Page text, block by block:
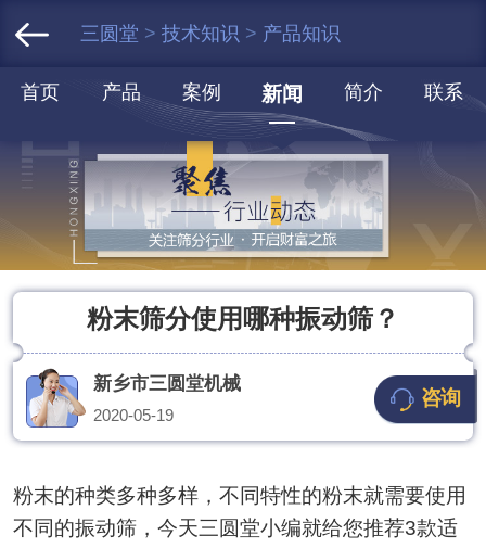
三圆堂 > 技术知识 > 产品知识
首页 产品 案例 新闻 简介 联系
粉末筛分使用哪种振动筛？
新乡市三圆堂机械
2020-05-19
咨询
粉末的种类多种多样，不同特性的粉末就需要使用
不同的振动筛，今天三圆堂小编就给您推荐3款适